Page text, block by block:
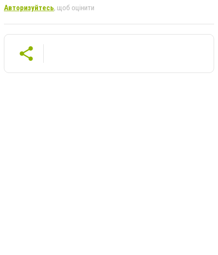
Авторизуйтесь, щоб оцінити